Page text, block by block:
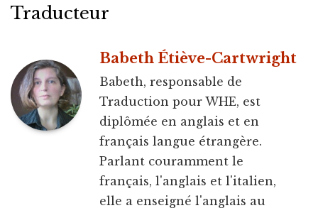
Traducteur
Babeth Étiève-Cartwright
Babeth, responsable de
Traduction pour WHE, est
diplômée en anglais et en
français langue étrangère.
Parlant couramment le
français, l'anglais et l'italien,
elle a enseigné l'anglais au